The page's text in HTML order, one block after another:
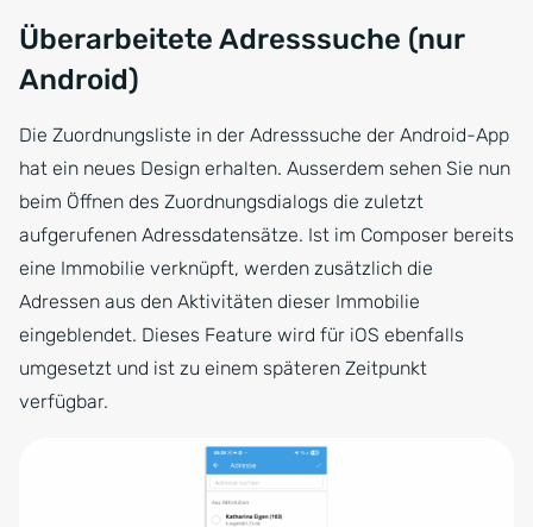
Überarbeitete Adresssuche (nur
Android)
Die Zuordnungsliste in der Adresssuche der Android-App
hat ein neues Design erhalten. Ausserdem sehen Sie nun
beim Öffnen des Zuordnungsdialogs die zuletzt
aufgerufenen Adressdatensätze. Ist im Composer bereits
eine Immobilie verknüpft, werden zusätzlich die
Adressen aus den Aktivitäten dieser Immobilie
eingeblendet. Dieses Feature wird für iOS ebenfalls
umgesetzt und ist zu einem späteren Zeitpunkt
verfügbar.